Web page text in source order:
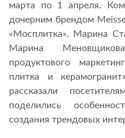
марта по 1 апреля.
дочерним брендом
«Мосплитка». Марина
Марина
продуктового
плитка и
рассказали
поделились
создания трендовых